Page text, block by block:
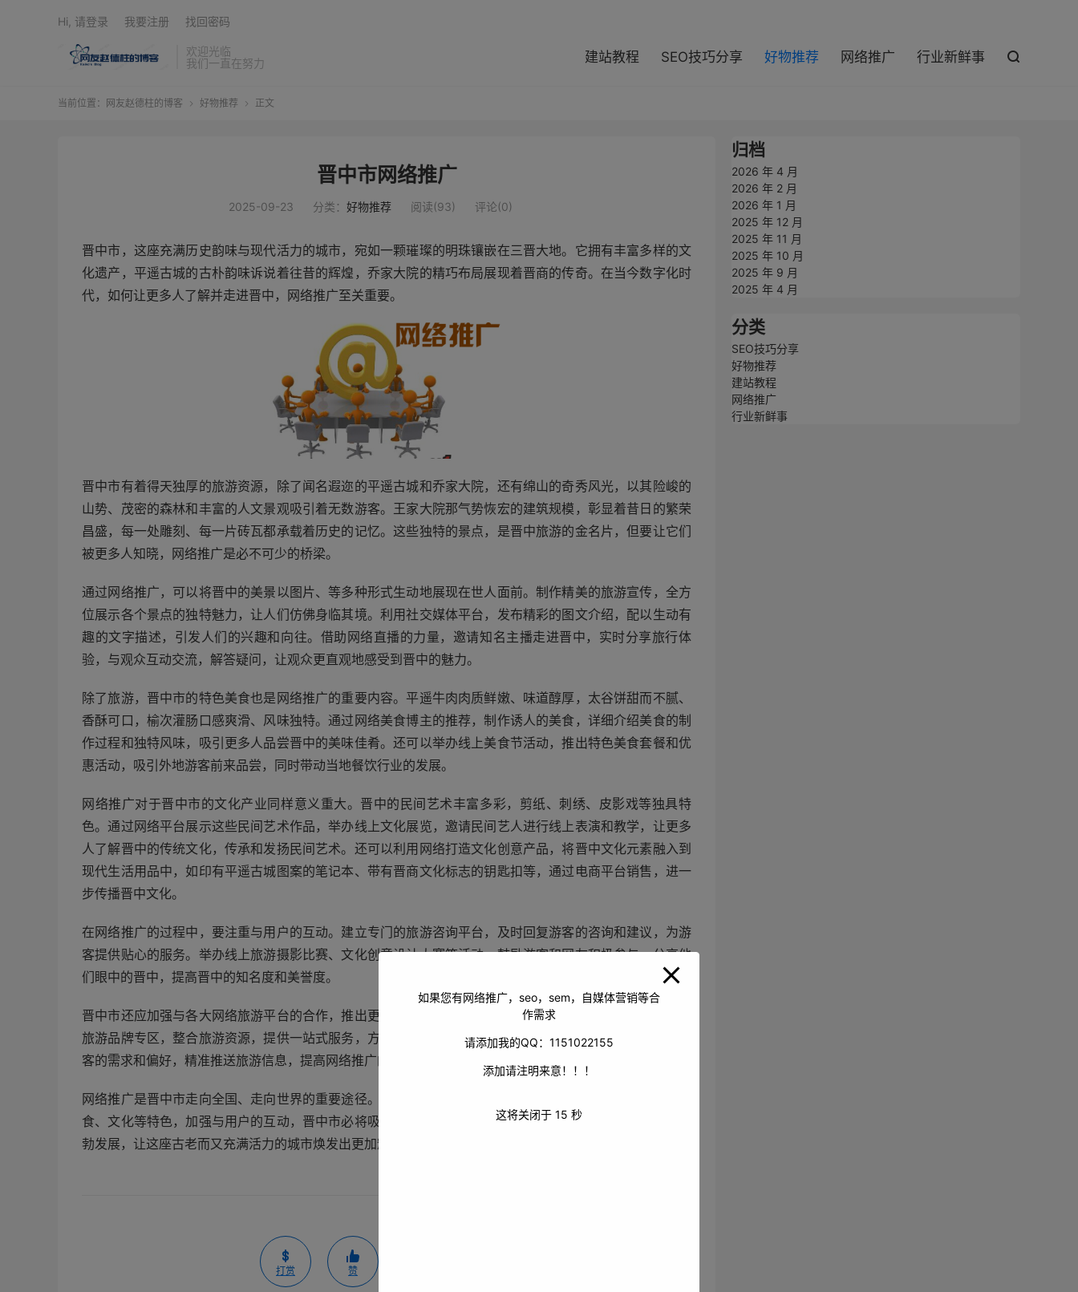
欢迎光临
我们一直在努力
建站教程 SEO技巧分享 好物推荐 网络推广 行业新鲜事 
Hi, 请登录 我要注册 找回密码
当前位置： 网友赵德柱的博客  好物推荐  正文
晋中市网络推广
2025-09-23 分类： 好物推荐 阅读(93) 评论(0)
晋中市，这座充满历史韵味与现代活力的城市，宛如一颗璀璨的明珠镶嵌在三晋大地。它拥有丰富多样的文
化遗产，平遥古城的古朴韵味诉说着往昔的辉煌，乔家大院的精巧布局展现着晋商的传奇。在当今数字化时
代，如何让更多人了解并走进晋中，网络推广至关重要。
晋中市有着得天独厚的旅游资源，除了闻名遐迩的平遥古城和乔家大院，还有绵山的奇秀风光，以其险峻的
山势、茂密的森林和丰富的人文景观吸引着无数游客。王家大院那气势恢宏的建筑规模，彰显着昔日的繁荣
昌盛，每一处雕刻、每一片砖瓦都承载着历史的记忆。这些独特的景点，是晋中旅游的金名片，但要让它们
被更多人知晓，网络推广是必不可少的桥梁。
通过网络推广，可以将晋中的美景以图片、等多种形式生动地展现在世人面前。制作精美的旅游宣传，全方
位展示各个景点的独特魅力，让人们仿佛身临其境。利用社交媒体平台，发布精彩的图文介绍，配以生动有
趣的文字描述，引发人们的兴趣和向往。借助网络直播的力量，邀请知名主播走进晋中，实时分享旅行体
验，与观众互动交流，解答疑问，让观众更直观地感受到晋中的魅力。
除了旅游，晋中市的特色美食也是网络推广的重要内容。平遥牛肉肉质鲜嫩、味道醇厚，太谷饼甜而不腻、
香酥可口，榆次灌肠口感爽滑、风味独特。通过网络美食博主的推荐，制作诱人的美食，详细介绍美食的制
作过程和独特风味，吸引更多人品尝晋中的美味佳肴。还可以举办线上美食节活动，推出特色美食套餐和优
惠活动，吸引外地游客前来品尝，同时带动当地餐饮行业的发展。
网络推广对于晋中市的文化产业同样意义重大。晋中的民间艺术丰富多彩，剪纸、刺绣、皮影戏等独具特
色。通过网络平台展示这些民间艺术作品，举办线上文化展览，邀请民间艺人进行线上表演和教学，让更多
人了解晋中的传统文化，传承和发扬民间艺术。还可以利用网络打造文化创意产品，将晋中文化元素融入到
现代生活用品中，如印有平遥古城图案的笔记本、带有晋商文化标志的钥匙扣等，通过电商平台销售，进一
步传播晋中文化。
在网络推广的过程中，要注重与用户的互动。建立专门的旅游咨询平台，及时回复游客的咨询和建议，为游
客提供贴心的服务。举办线上旅游摄影比赛、文化创意设计大赛等活动，鼓励游客和网友积极参与，分享他
们眼中的晋中，提高晋中的知名度和美誉度。
晋中市还应加强与各大网络旅游平台的合作，推出更多优惠活动和特色线路。与在线旅游企业联合打造晋中
旅游品牌专区，整合旅游资源，提供一站式服务，方便游客预订酒店、门票和旅游线路。利用大数据分析游
客的需求和偏好，精准推送旅游信息，提高网络推广的效果。
网络推广是晋中市走向全国、走向世界的重要途径。通过充分利用网络的力量，全方位展示晋中的旅游、美
食、文化等特色，加强与用户的互动，晋中市必将吸引更多人前来观光旅游、投资兴业，实现经济社会的蓬
勃发展，让这座古老而又充满活力的城市焕发出更加耀眼的光芒。
打赏 赞
归档
2026 年 4 月
2026 年 2 月
2026 年 1 月
2025 年 12 月
2025 年 11 月
2025 年 10 月
2025 年 9 月
2025 年 4 月
分类
SEO技巧分享
好物推荐
建站教程
网络推广
行业新鲜事
如果您有网络推广，seo，sem，自媒体营销等合
作需求
请添加我的QQ：1151022155
添加请注明来意！！！
这将关闭于 15 秒